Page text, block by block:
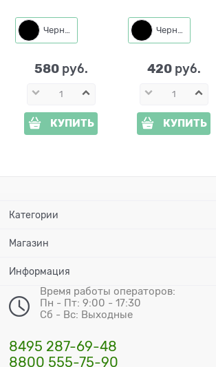
Черный
580 руб.
КУПИТЬ
металл 15*0,2*30 см
Черный
420 руб.
КУПИТЬ
Категории
Магазин
Информация
Время работы операторов:
Пн - Пт: 9:00 - 17:30
Сб - Вс: Выходные
8495 287-69-48
8800 555-75-90